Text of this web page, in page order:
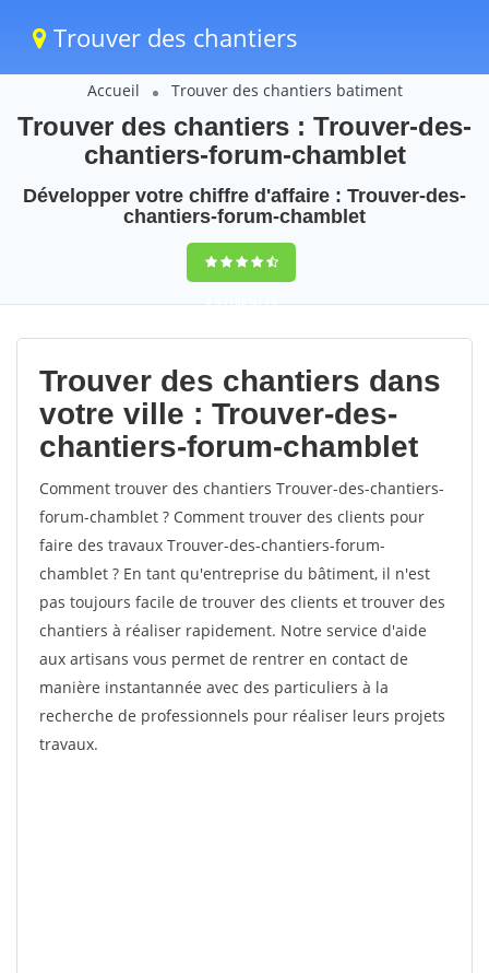
Trouver des chantiers
Accueil Trouver des chantiers batiment
Trouver des chantiers : Trouver-des-
chantiers-forum-chamblet
Développer votre chiffre d'affaire : Trouver-des-
chantiers-forum-chamblet
9,5(100%)75
votes
Trouver des chantiers dans
votre ville : Trouver-des-
chantiers-forum-chamblet
Comment trouver des chantiers Trouver-des-chantiers-
forum-chamblet ? Comment trouver des clients pour
faire des travaux Trouver-des-chantiers-forum-
chamblet ? En tant qu'entreprise du bâtiment, il n'est
pas toujours facile de trouver des clients et trouver des
chantiers à réaliser rapidement. Notre service d'aide
aux artisans vous permet de rentrer en contact de
manière instantannée avec des particuliers à la
recherche de professionnels pour réaliser leurs projets
travaux.